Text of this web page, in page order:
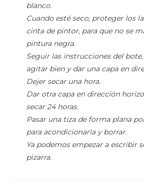
blanco.
Cuando esté seco, proteger los
cinta de pintor, para que no se
pintura negra.
Seguir las instrucciones del
agitar bien y dar una capa en
Dejer secar una hora.
Dar otra capa en dirección
secar 24 horas.
Pasar una tiza de forma plana
para acondicionarla y borrar.
Ya podemos empezar a escribir
pizarra.